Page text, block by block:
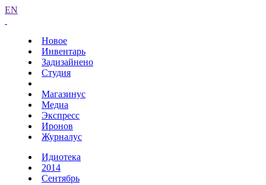
EN
Новое
Инвентарь
Задизайнено
Студия
Магазинус
Медиа
Экспресс
Иронов
Журналус
Идиотека
2014
Сентябрь